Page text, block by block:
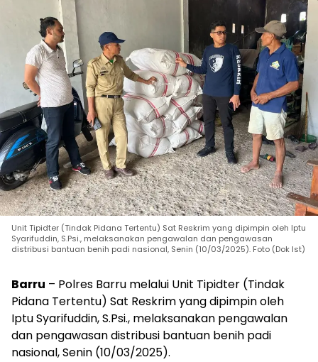
Unit Tipidter (Tindak Pidana Tertentu) Sat Reskrim yang dipimpin oleh Iptu
Syarifuddin, S.Psi., melaksanakan pengawalan dan pengawasan
distribusi bantuan benih padi nasional, Senin (10/03/2025). Foto (Dok Ist)
Barru – Polres Barru melalui Unit Tipidter (Tindak
Pidana Tertentu) Sat Reskrim yang dipimpin oleh
Iptu Syarifuddin, S.Psi., melaksanakan pengawalan
dan pengawasan distribusi bantuan benih padi
nasional, Senin (10/03/2025).